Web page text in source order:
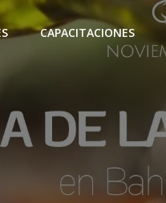
CAPACITACIONES